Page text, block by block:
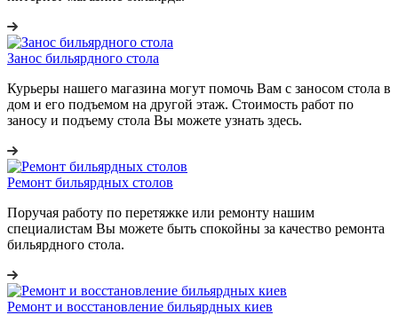
Занос бильярдного стола
Курьеры нашего магазина могут помочь Вам с заносом стола в
дом и его подъемом на другой этаж. Стоимость работ по
заносу и подъему стола Вы можете узнать здесь.
Ремонт бильярдных столов
Поручая работу по перетяжке или ремонту нашим
специалистам Вы можете быть спокойны за качество ремонта
бильярдного стола.
Ремонт и восстановление бильярдных киев